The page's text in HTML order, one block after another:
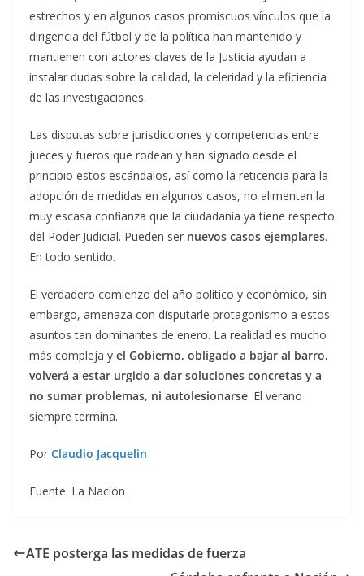
estrechos y en algunos casos promiscuos vínculos que la
dirigencia del fútbol y de la política han mantenido y
mantienen con actores claves de la Justicia ayudan a
instalar dudas sobre la calidad, la celeridad y la eficiencia
de las investigaciones.
Las disputas sobre jurisdicciones y competencias entre
jueces y fueros que rodean y han signado desde el
principio estos escándalos, así como la reticencia para la
adopción de medidas en algunos casos, no alimentan la
muy escasa confianza que la ciudadanía ya tiene respecto
del Poder Judicial. Pueden ser nuevos casos ejemplares.
En todo sentido.
El verdadero comienzo del año político y económico, sin
embargo, amenaza con disputarle protagonismo a estos
asuntos tan dominantes de enero. La realidad es mucho
más compleja y el Gobierno, obligado a bajar al barro,
volverá a estar urgido a dar soluciones concretas y a
no sumar problemas, ni autolesionarse. El verano
siempre termina.
Por Claudio Jacquelin
Fuente: La Nación
ATE posterga las medidas de fuerza